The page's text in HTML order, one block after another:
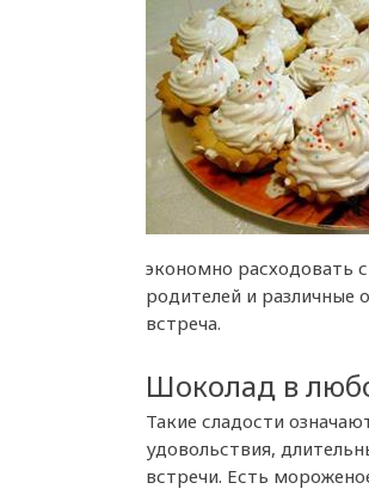
экономно расходовать
родителей и различные
встреча.
Шоколад в
Такие сладости
удовольствия,
встречи. Есть